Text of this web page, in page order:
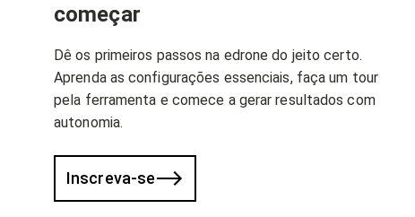
começar
Dê os primeiros passos na edrone do jeito certo.
Aprenda as configurações essenciais, faça um tour
pela ferramenta e comece a gerar resultados com
autonomia.
Inscreva-se